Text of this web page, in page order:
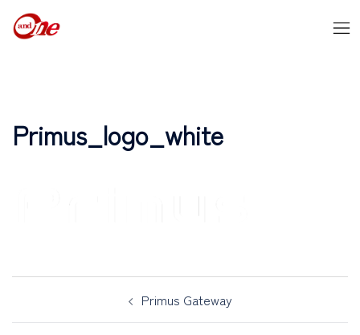
Primus_logo_white
Primus Gateway